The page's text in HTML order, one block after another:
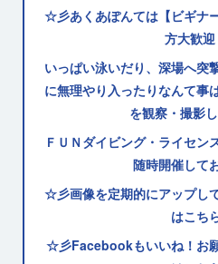
☆彡あくあぽんては【ビギナ
方大歓迎
いっぱい泳いだり、深場へ突
に無理やり入ったりなんて事
を観察・撮影
ＦＵＮダイビング・ライセン
随時開催して
☆彡画像を定期的にアップし
はこち
☆彡Facebookもいいね！お